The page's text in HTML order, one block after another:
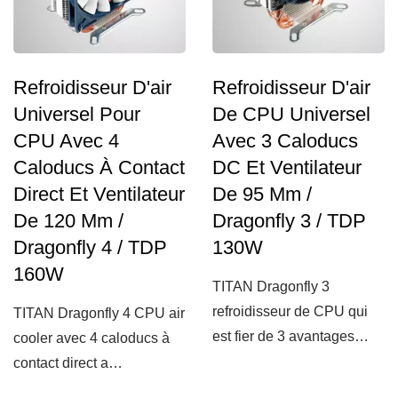
Refroidisseur D'air
Universel Pour
CPU Avec 4
Caloducs À Contact
Direct Et Ventilateur
De 120 Mm /
Dragonfly 4 / TDP
160W
TITAN Dragonfly 4 CPU air
cooler avec 4 caloducs à
contact direct a
Refroidisseur D'air
De CPU Universel
Avec 3 Caloducs
DC Et Ventilateur
De 95 Mm /
Dragonfly 3 / TDP
130W
TITAN Dragonfly 3
refroidisseur de CPU qui
est fier de 3 avantages